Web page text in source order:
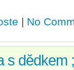
| No
s dědkem